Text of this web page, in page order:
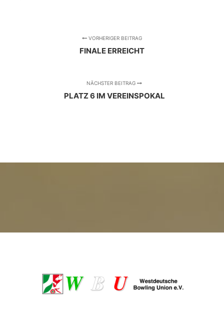
VORHERIGER BEITRAG
FINALE ERREICHT
NÄCHSTER BEITRAG
PLATZ 6 IM VEREINSPOKAL